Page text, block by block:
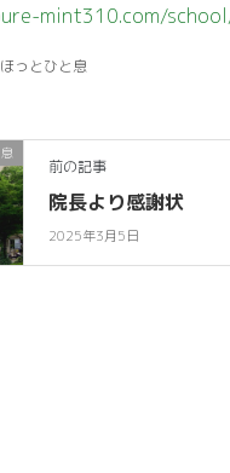
mint310.com/
ほっとひと息
前の記事
院長より感謝状
2025年3月5日